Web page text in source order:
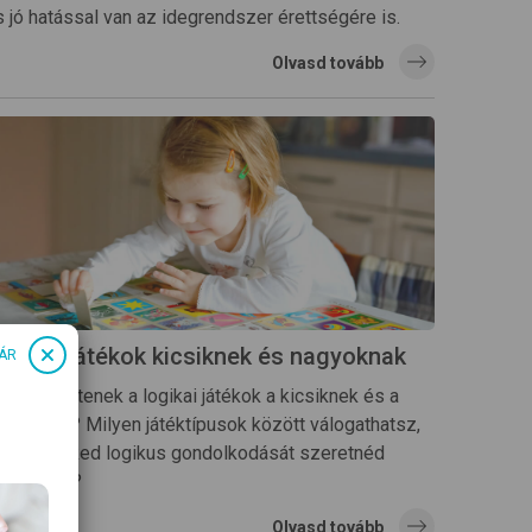
jó hatással van az idegrendszer érettségére is.
Olvasd tovább
játékok kicsiknek és nagyoknak
segítenek a logikai játékok a kicsiknek és a
Milyen játéktípusok között válogathatsz,
gyermeked logikus gondolkodását szeretnéd
Olvasd tovább